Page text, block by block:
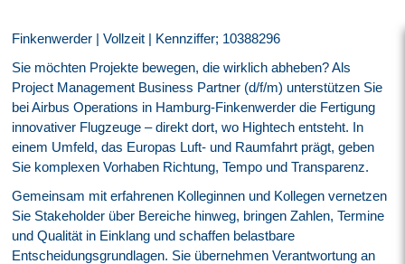
Finkenwerder | Vollzeit | Kennziffer; 10388296
Sie möchten Projekte bewegen, die wirklich abheben? Als
Project Management Business Partner (d/f/m) unterstützen Sie
bei Airbus Operations in Hamburg‑Finkenwerder die Fertigung
innovativer Flugzeuge – direkt dort, wo Hightech entsteht. In
einem Umfeld, das Europas Luft- und Raumfahrt prägt, geben
Sie komplexen Vorhaben Richtung, Tempo und Transparenz.
Gemeinsam mit erfahrenen Kolleginnen und Kollegen vernetzen
Sie Stakeholder über Bereiche hinweg, bringen Zahlen, Termine
und Qualität in Einklang und schaffen belastbare
Entscheidungsgrundlagen. Sie übernehmen Verantwortung an